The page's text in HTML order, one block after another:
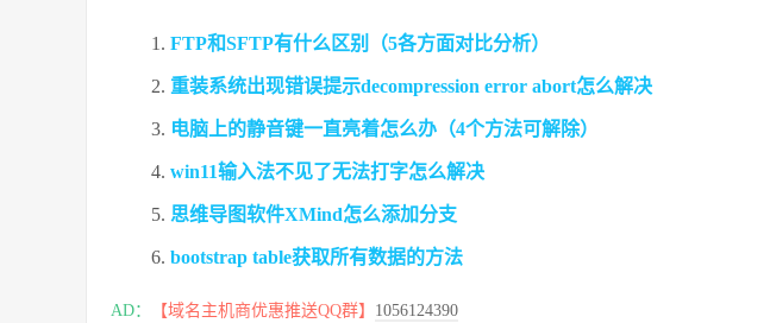
FTP和SFTP有什么区别（5各方面对比分析）
重装系统出现错误提示decompression error abort怎么解决
电脑上的静音键一直亮着怎么办（4个方法可解除）
win11输入法不见了无法打字怎么解决
思维导图软件XMind怎么添加分支
bootstrap table获取所有数据的方法
AD： 【域名主机商优惠推送QQ群】 1056124390